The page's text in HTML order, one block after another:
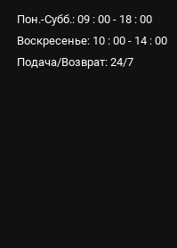
Пон.-Субб.: 09 : 00 - 18 : 00
Воскресенье: 10 : 00 - 14 : 00
Подача/Возврат: 24/7